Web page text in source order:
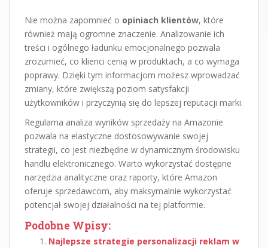
Nie można zapomnieć o opiniach klientów, które
również mają ogromne znaczenie. Analizowanie ich
treści i ogólnego ładunku emocjonalnego pozwala
zrozumieć, co klienci cenią w produktach, a co wymaga
poprawy. Dzięki tym informacjom możesz wprowadzać
zmiany, które zwiększą poziom satysfakcji
użytkowników i przyczynią się do lepszej reputacji marki.
Regularna analiza wyników sprzedaży na Amazonie
pozwala na elastyczne dostosowywanie swojej
strategii, co jest niezbędne w dynamicznym środowisku
handlu elektronicznego. Warto wykorzystać dostępne
narzędzia analityczne oraz raporty, które Amazon
oferuje sprzedawcom, aby maksymalnie wykorzystać
potencjał swojej działalności na tej platformie.
Podobne Wpisy:
Najlepsze strategie personalizacji reklam w